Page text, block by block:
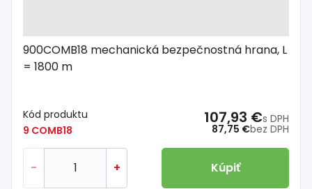
900COMB18 mechanická bezpečnostná hrana, L
= 1800 m
Kód produktu
9 COMB18
87,75 €bez DPH
107,93 €s DPH
- + Kúpiť